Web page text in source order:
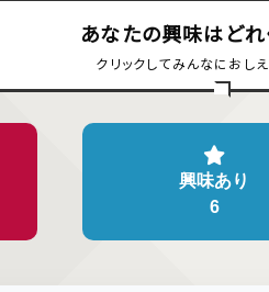
あなたの興味はどれ
クリックしてみんなにおし
興味あり
6